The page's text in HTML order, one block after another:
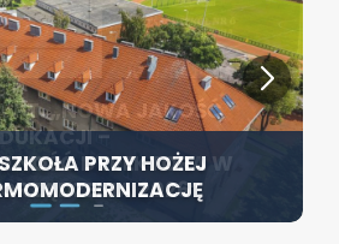
PRZY HOŻEJ
PT. „NOWA JAKOŚĆ
–
DYREKTORA W
2026”
EDUKACJĘ
- NOWE
CENTRUM